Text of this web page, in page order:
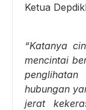
Ketua
“Katanya
mencintai
hubungan
jerat